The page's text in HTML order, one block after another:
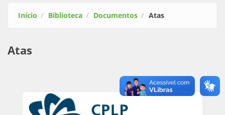
Início Biblioteca Documentos Atas
Atas